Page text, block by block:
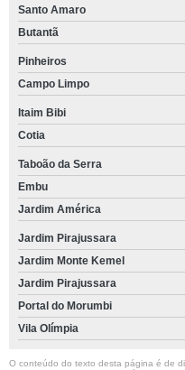
Santo Amaro
Butantã
Pinheiros
Campo Limpo
Itaim Bibi
Cotia
Taboão da Serra
Embu
Jardim América
Jardim Pirajussara
Jardim Monte Kemel
Jardim Pirajussara
Portal do Morumbi
Vila Olímpia
O conteúdo do texto desta página é de